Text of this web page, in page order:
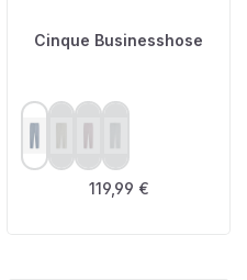
Cinque Businesshose
FARBE AUSWÄHLEN
(Diese Option ist zurzeit
(Diese Option ist
(Diese Option ist
Regulärer Preis:
119,99 €